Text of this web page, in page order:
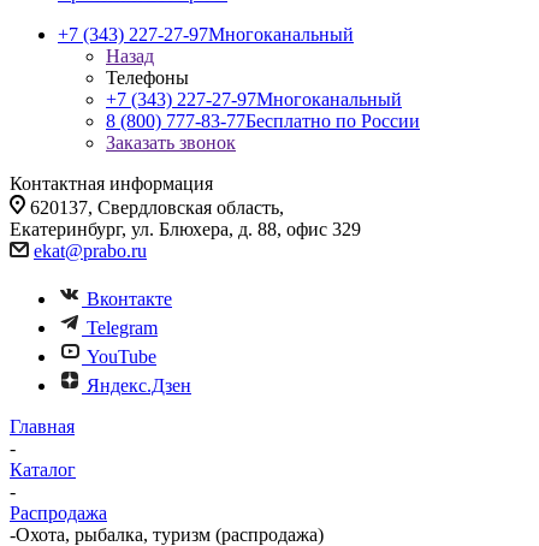
+7 (343) 227-27-97Многоканальный
Назад
Телефоны
+7 (343) 227-27-97Многоканальный
8 (800) 777-83-77Бесплатно по России
Заказать звонок
Контактная информация
620137, Свердловская область,
Екатеринбург, ул. Блюхера, д. 88, офис 329
ekat@prabo.ru
Вконтакте
Telegram
YouTube
Яндекс.Дзен
Главная
-
Каталог
-
Распродажа
-Охота, рыбалка, туризм (распродажа)